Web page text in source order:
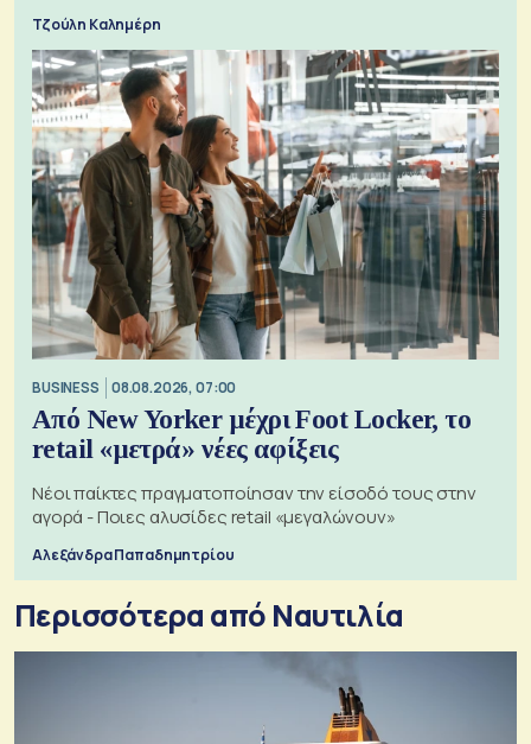
Τζούλη Καλημέρη
BUSINESS 08.08.2026, 07:00
Από New Yorker μέχρι Foot Locker, το
retail «μετρά» νέες αφίξεις
Νέοι παίκτες πραγματοποίησαν την είσοδό τους στην
αγορά - Ποιες αλυσίδες retail «μεγαλώνουν»
Αλεξάνδρα Παπαδημητρίου
Περισσότερα από Ναυτιλία